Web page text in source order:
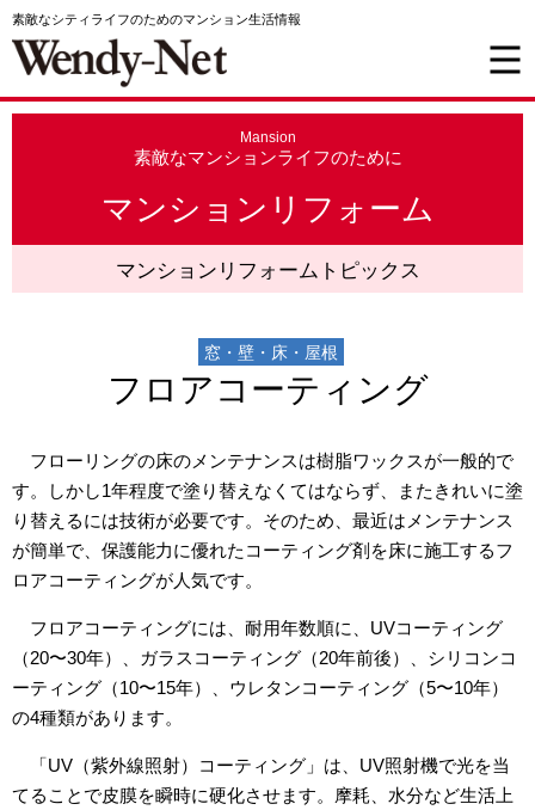
素敵なシティライフのためのマンション生活情報
Mansion
素敵なマンションライフのために
マンションリフォーム
マンションリフォームトピックス
窓・壁・床・屋根
フロアコーティング
フローリングの床のメンテナンスは樹脂ワックスが一般的で
す。しかし1年程度で塗り替えなくてはならず、またきれいに塗
り替えるには技術が必要です。そのため、最近はメンテナンス
が簡単で、保護能力に優れたコーティング剤を床に施工するフ
ロアコーティングが人気です。
フロアコーティングには、耐用年数順に、UVコーティング
（20〜30年）、ガラスコーティング（20年前後）、シリコンコ
ーティング（10〜15年）、ウレタンコーティング（5〜10年）
の4種類があります。
「UV（紫外線照射）コーティング」は、UV照射機で光を当
てることで皮膜を瞬時に硬化させます。摩耗、水分など生活上